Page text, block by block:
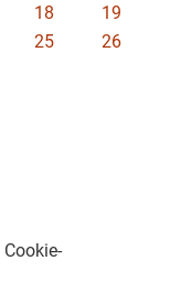
18
19
25
26
Cookie-